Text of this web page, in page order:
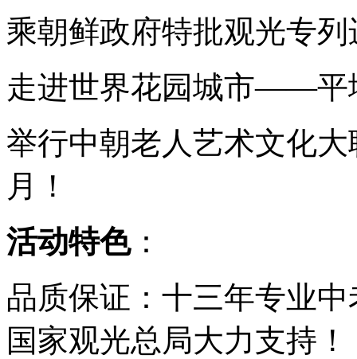
乘朝鲜政府特批观光专
走进世界花园城市——平
举行中朝老人艺术文化
月！
活动特色：
品质保证：十三年专业
国家观光总局大力支持！